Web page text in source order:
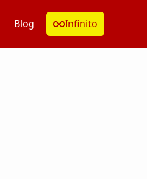
Blog Infinito